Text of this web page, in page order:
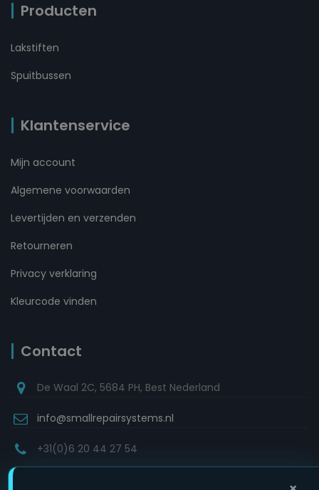
Producten
Lakstiften
Spuitbussen
Klantenservice
Mijn account
Algemene voorwaarden
Levertijden en verzenden
Retourneren
Privacy verklaring
Kleurcode vinden
Contact
De Waal 2C, 5684 PH, Best Nederland
info@smallrepairsystems.nl
+31(0)6 20 44 27 54